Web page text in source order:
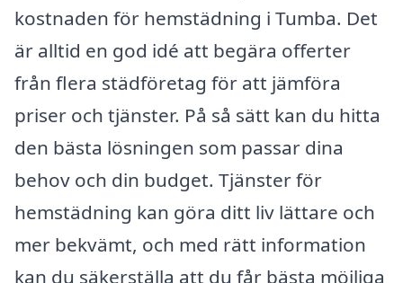
kostnaden för hemstädning i Tumba. Det
är alltid en god idé att begära offerter
från flera städföretag för att jämföra
priser och tjänster. På så sätt kan du hitta
den bästa lösningen som passar dina
behov och din budget. Tjänster för
hemstädning kan göra ditt liv lättare och
mer bekvämt, och med rätt information
kan du säkerställa att du får bästa möjliga